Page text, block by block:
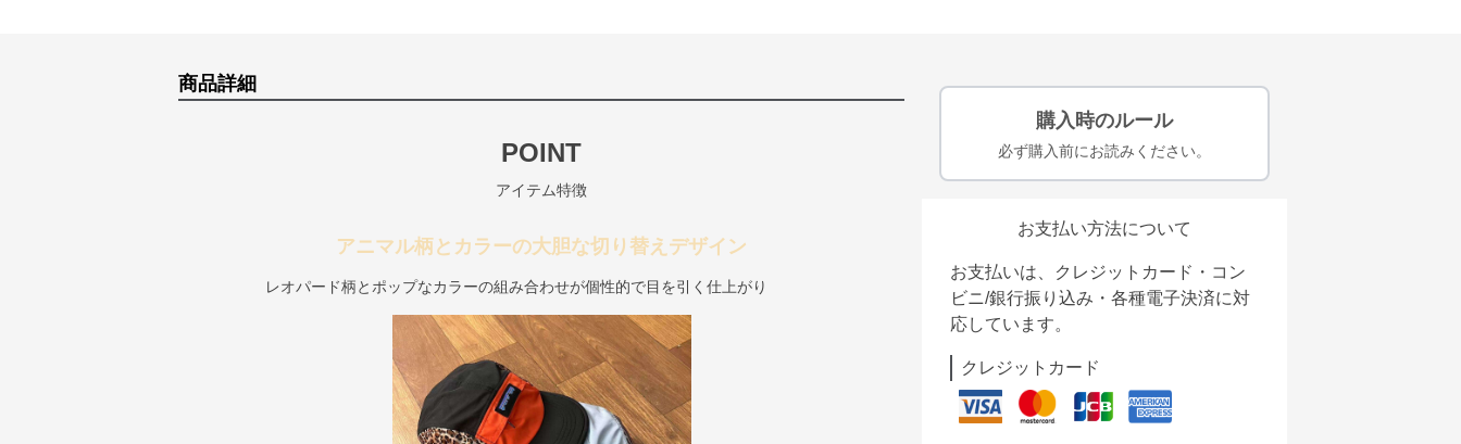
商品詳細
POINT
アイテム特徴
アニマル柄とカラーの大胆な切り替えデザイン
レオパード柄とポップなカラーの組み合わせが個性的で目を引く仕上がり
購入時のルール
必ず購入前にお読みください。
お支払い方法について
お支払いは、クレジットカード・コン
ビニ/銀行振り込み・各種電子決済に対
応しています。
クレジットカード